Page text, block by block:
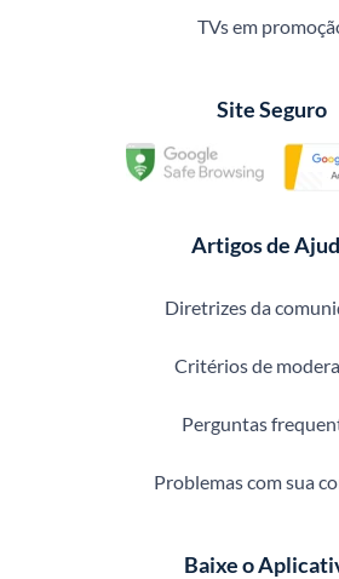
TVs em
Site Seguro
Artigos de
Diretrizes da
Critérios de
Perguntas
Problemas com sua
Baixe o